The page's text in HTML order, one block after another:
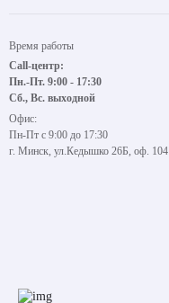
Время работы
Call-центр:
Пн.-Пт. 9:00 - 17:30
Сб., Вс. выходной
Офис:
Пн-Пт с 9:00 до 17:30
г. Минск, ул.Кедышко 26Б, оф. 104